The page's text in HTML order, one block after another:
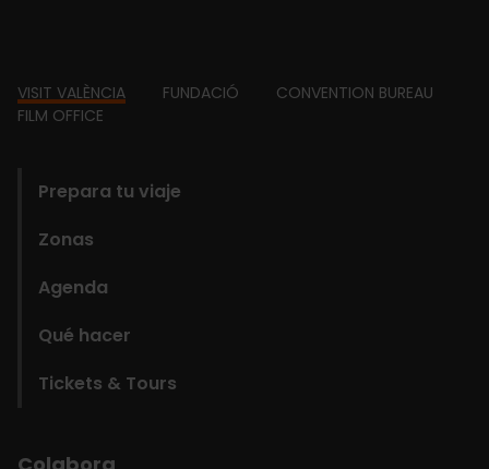
Footer
VISIT VALÈNCIA FUNDACIÓ
CONVENTION BUREAU
FILM OFFICE
Prepara tu viaje
Zonas
Agenda
Qué hacer
Tickets & Tours